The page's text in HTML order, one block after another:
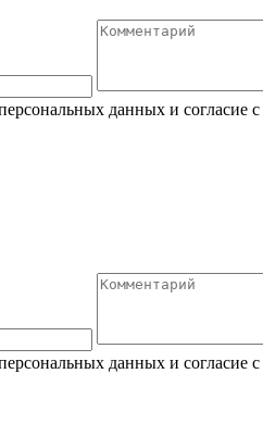
данных и согласие с
данных и согласие с